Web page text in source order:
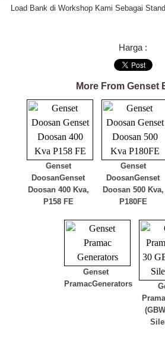
Load Bank di Workshop Kami Sebagai
Harga :
More From Genset
Genset
DoosanGenset
Doosan 400 Kva,
P158 FE
Genset
DoosanGenset
Doosan 500 Kva,
P180FE
Genset
PramacGenerators